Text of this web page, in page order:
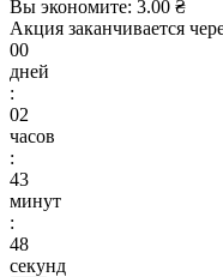
Вы экономите: 3.00 ₴
Акция заканчивается
00
дней
:
02
часов
:
43
минут
:
48
секунд